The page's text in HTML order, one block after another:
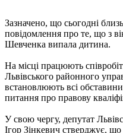
Зазначено, що сьогодні
повідомлення про те, що з
Шевченка випала дитина.
На місці працюють
Львівського районного
встановлюють всі
питання про правову
У свою чергу, депутат
Ігор Зінкевич стверджує,